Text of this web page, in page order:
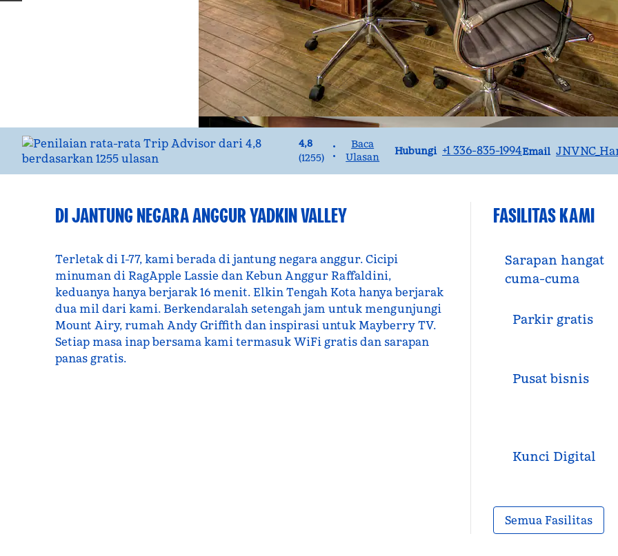
4,8
(1255)
•
•
Baca
Ulasan
Hubungi
Panggilan+1 336-835-1994Email
Email
DI JANTUNG NEGARA ANGGUR YADKIN VALLEY
Terletak di I-77, kami berada di jantung negara anggur. Cicipi
minuman di RagApple Lassie dan Kebun Anggur Raffaldini,
keduanya hanya berjarak 16 menit. Elkin Tengah Kota hanya berjarak
dua mil dari kami. Berkendaralah setengah jam untuk mengunjungi
Mount Airy, rumah Andy Griffith dan inspirasi untuk Mayberry TV.
Setiap masa inap bersama kami termasuk WiFi gratis dan sarapan
panas gratis.
FASILITAS KAMI
Sarapan hangat
cuma-cuma
Parkir gratis
Pusat bisnis
Kunci Digital
Semua Fasilitas